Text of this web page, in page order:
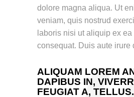
dolore magna aliqua. Ut
veniam, quis nostrud
laboris nisi ut aliquip ex
consequat. Duis aute irure
ALIQUAM LOREM
DAPIBUS IN,
FEUGIAT A, TELLUS.